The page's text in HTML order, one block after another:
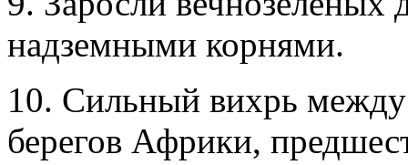
надземными корнями.
10. Сильный вихрь
берегов Африки,